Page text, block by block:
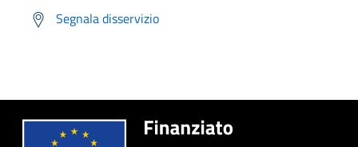
Segnala disservizio